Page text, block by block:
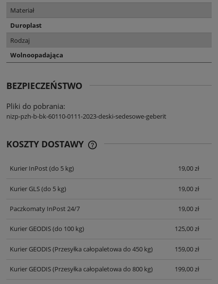
Materiał
Duroplast
Rodzaj
Wolnoopadająca
BEZPIECZEŃSTWO
Pliki do pobrania:
nizp-pzh-b-bk-60110-0111-2023-deski-sedesowe-geberit
KOSZTY DOSTAWY
Kurier InPost(do 5 kg) 19,00 zł
Kurier GLS(do 5 kg) 19,00 zł
Paczkomaty InPost 24/7 19,00 zł
Kurier GEODIS(do 100 kg) 125,00 zł
Kurier GEODIS(Przesyłka całopaletowa do 450 kg) 159,00 zł
Kurier GEODIS(Przesyłka całopaletowa do 800 kg) 199,00 zł